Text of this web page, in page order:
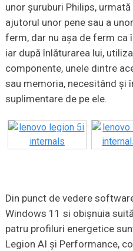
unor șuruburi Philips,
ajutorul unor pene sau a
ferm, dar nu așa de ferm ca
iar după înlăturarea lui,
componente, unele dintre
sau memoria, necesitând și
suplimentare de pe ele.
Din punct de vedere
Windows 11 si obișnuia
patru profiluri energetice
Legion AI și Performance,